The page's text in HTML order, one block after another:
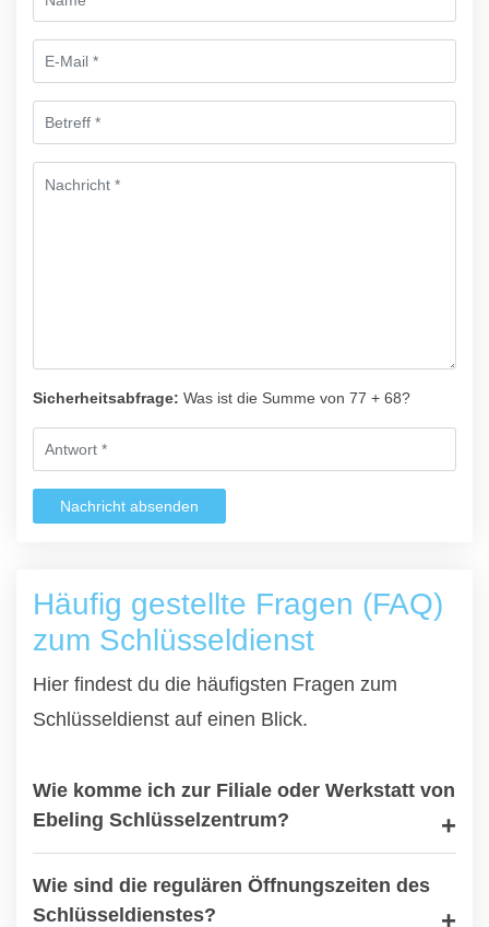
Sicherheitsabfrage: Was ist die Summe von 77 + 68?
Nachricht absenden
Häufig gestellte Fragen (FAQ)
zum Schlüsseldienst
Hier findest du die häufigsten Fragen zum
Schlüsseldienst auf einen Blick.
Wie komme ich zur Filiale oder Werkstatt von
Ebeling Schlüsselzentrum?
Wie sind die regulären Öffnungszeiten des
Schlüsseldienstes?